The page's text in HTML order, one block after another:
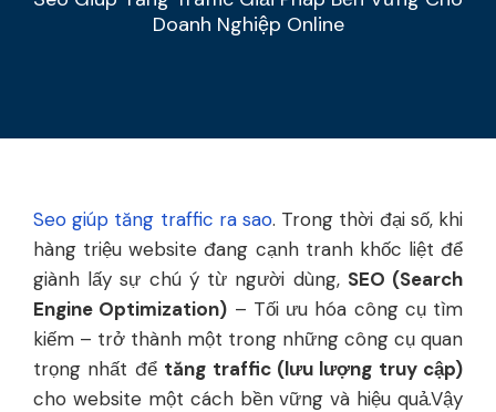
Doanh Nghiệp Online
Seo giúp tăng traffic ra sao. Trong thời đại số, khi
hàng triệu website đang cạnh tranh khốc liệt để
giành lấy sự chú ý từ người dùng, SEO (Search
Engine Optimization) – Tối ưu hóa công cụ tìm
kiếm – trở thành một trong những công cụ quan
trọng nhất để tăng traffic (lưu lượng truy cập)
cho website một cách bền vững và hiệu quả.Vậy